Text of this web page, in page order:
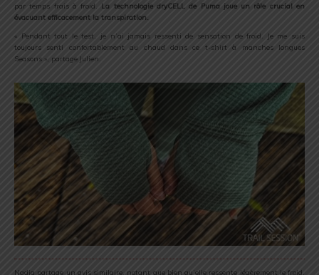
par temps frais à froid. La technologie dryCELL de Puma joue un rôle crucial en
évacuant efficacement la transpiration.
« Pendant tout le test, je n’ai jamais ressenti de sensation de froid. Je me suis
toujours senti confortablement au chaud dans ce t-shirt à manches longues
Seasons », partage Julien.
Nadia partage un avis similaire, notant que bien qu’elle ressente légèrement le froid,